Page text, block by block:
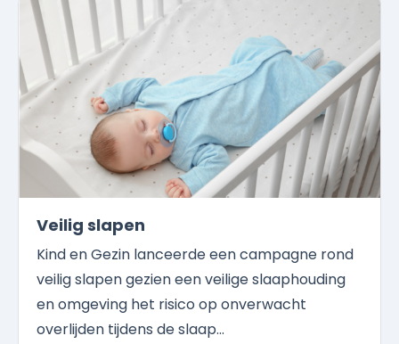
Veilig slapen
Kind en Gezin lanceerde een campagne rond
veilig slapen gezien een veilige slaaphouding
en omgeving het risico op onverwacht
overlijden tijdens de slaap...